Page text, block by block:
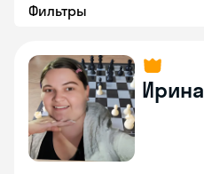
Фильтры
Ирина